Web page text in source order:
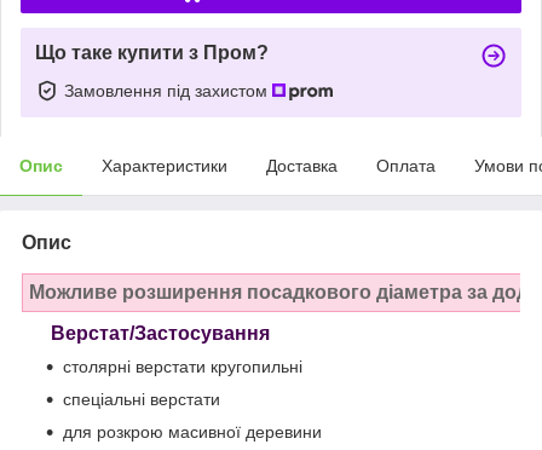
Що таке купити з Пром?
Замовлення під захистом
Опис Характеристики Доставка Оплата Умови
Опис
Можливе розширення посадкового діаметра за
Верстат/Застосування
столярні верстати кругопильні
спеціальні верстати
для розкрою масивної деревини